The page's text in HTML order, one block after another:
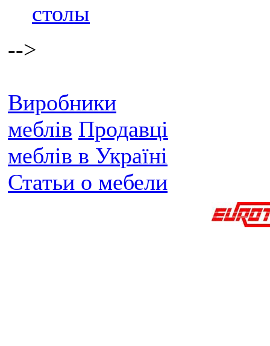
столы
-->
Виробники
меблів Продавці
меблів в Україні
Статьи о мебели